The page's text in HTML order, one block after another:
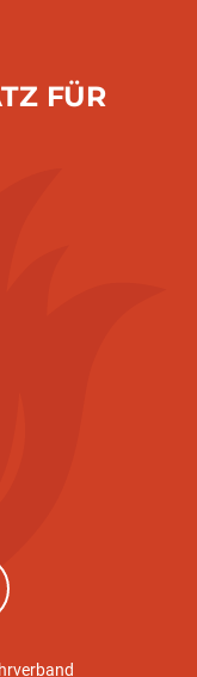
FÜR
Fenster)